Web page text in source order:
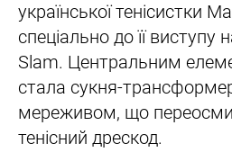
української тенісистки
спеціально до її виступу
Slam. Центральним
стала сукня-
мереживом, що
тенісний дрескод.